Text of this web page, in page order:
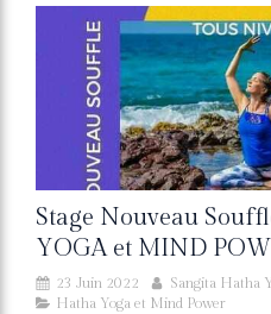
Stage Nouveau
YOGA et MIND
23 Juin 2022
Sangita Hatha
Hatha Yoga et Mind Power